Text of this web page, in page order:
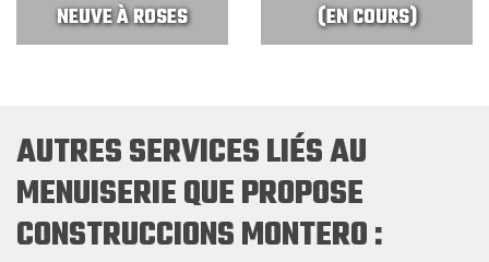
NEUVE À ROSES
(EN COURS)
AUTRES SERVICES LIÉS AU
MENUISERIE QUE PROPOSE
CONSTRUCCIONS MONTERO :